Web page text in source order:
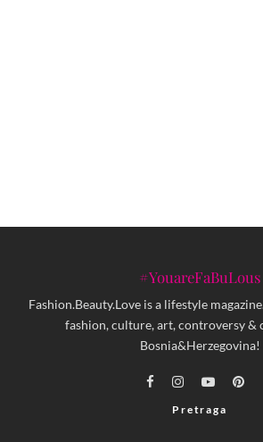
#YouareFaBuLous
Fashion.Beauty.Love is a lifestyle
fashion, culture, art, controversy &
Bosnia&Herzegovina!
Pretraga